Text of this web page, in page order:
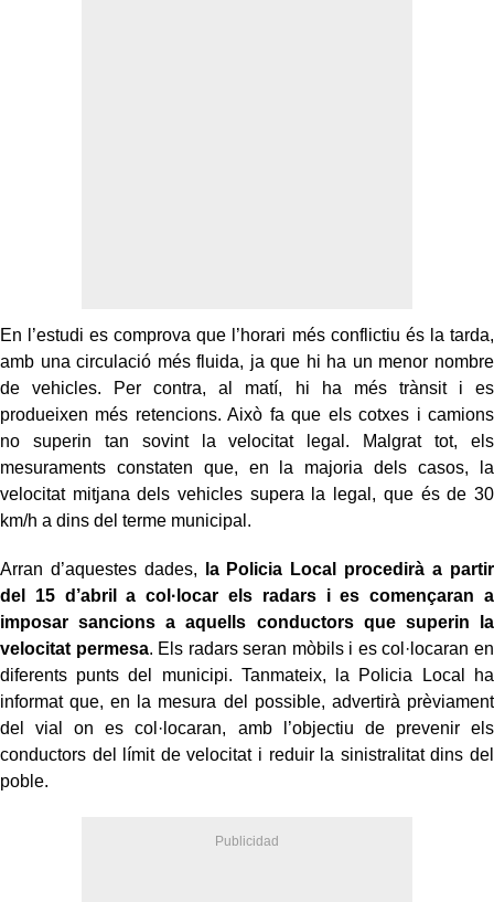
En l’estudi es comprova que l’horari més conflictiu és la tarda,
amb una circulació més fluida, ja que hi ha un menor nombre
de vehicles. Per contra, al matí, hi ha més trànsit i es
produeixen més retencions. Això fa que els cotxes i camions
no superin tan sovint la velocitat legal. Malgrat tot, els
mesuraments constaten que, en la majoria dels casos, la
velocitat mitjana dels vehicles supera la legal, que és de 30
km/h a dins del terme municipal.
Arran d’aquestes dades, la Policia Local procedirà a partir
del 15 d’abril a col·locar els radars i es començaran a
imposar sancions a aquells conductors que superin la
velocitat permesa. Els radars seran mòbils i es col·locaran en
diferents punts del municipi. Tanmateix, la Policia Local ha
informat que, en la mesura del possible, advertirà prèviament
del vial on es col·locaran, amb l’objectiu de prevenir els
conductors del límit de velocitat i reduir la sinistralitat dins del
poble.